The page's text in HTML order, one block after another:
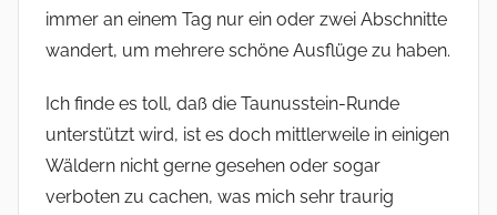
immer an einem Tag nur ein oder zwei Abschnitte
wandert, um mehrere schöne Ausflüge zu haben.
Ich finde es toll, daß die Taunusstein-Runde
unterstützt wird, ist es doch mittlerweile in einigen
Wäldern nicht gerne gesehen oder sogar
verboten zu cachen, was mich sehr traurig